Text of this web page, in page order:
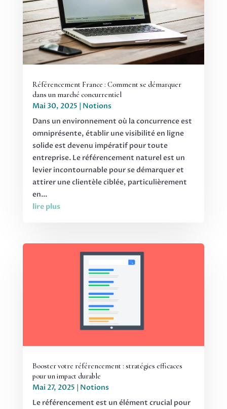
Référencement France : Comment se démarquer
dans un marché concurrentiel
Mai 30, 2025 | Notions
Dans un environnement où la concurrence est
omniprésente, établir une visibilité en ligne
solide est devenu impératif pour toute
entreprise. Le référencement naturel est un
levier incontournable pour se démarquer et
attirer une clientèle ciblée, particulièrement
en...
lire plus
Booster votre référencement : stratégies efficaces
pour un impact durable
Mai 27, 2025 | Notions
Le référencement est un élément crucial pour